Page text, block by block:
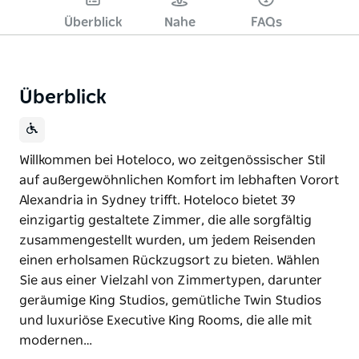
Überblick Nahe FAQs
Überblick
Willkommen bei Hoteloco, wo zeitgenössischer Stil
auf außergewöhnlichen Komfort im lebhaften Vorort
Alexandria in Sydney trifft. Hoteloco bietet 39
einzigartig gestaltete Zimmer, die alle sorgfältig
zusammengestellt wurden, um jedem Reisenden
einen erholsamen Rückzugsort zu bieten. Wählen
Sie aus einer Vielzahl von Zimmertypen, darunter
geräumige King Studios, gemütliche Twin Studios
und luxuriöse Executive King Rooms, die alle mit
modernen…